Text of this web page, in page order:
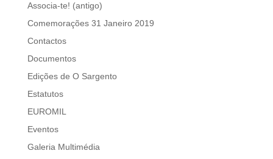
Associa-te! (antigo)
Comemorações 31 Janeiro 2019
Contactos
Documentos
Edições de O Sargento
Estatutos
EUROMIL
Eventos
Galeria Multimédia